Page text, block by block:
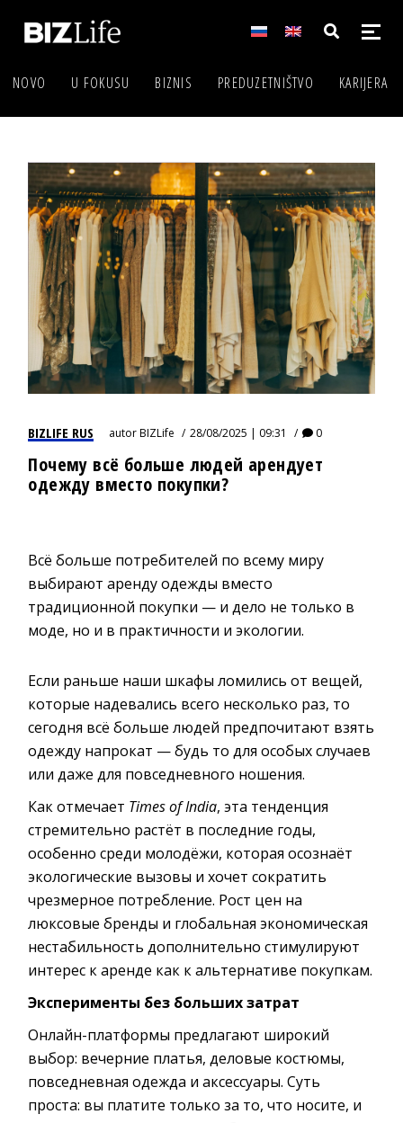
NOVO U FOKUSU BIZNIS PREDUZETNIŠTVO KARIJERA
BIZLIFE RUS autorBIZLife 28/08/2025 | 09:31 0
Почему всё больше людей арендует
одежду вместо покупки?
Всё больше потребителей по всему миру
выбирают аренду одежды вместо
традиционной покупки — и дело не только в
моде, но и в практичности и экологии.
Если раньше наши шкафы ломились от вещей,
которые надевались всего несколько раз, то
сегодня всё больше людей предпочитают взять
одежду напрокат — будь то для особых случаев
или даже для повседневного ношения.
Как отмечает Times of India, эта тенденция
стремительно растёт в последние годы,
особенно среди молодёжи, которая осознаёт
экологические вызовы и хочет сократить
чрезмерное потребление. Рост цен на
люксовые бренды и глобальная экономическая
нестабильность дополнительно стимулируют
интерес к аренде как к альтернативе покупкам.
Эксперименты без больших затрат
Онлайн-платформы предлагают широкий
выбор: вечерние платья, деловые костюмы,
повседневная одежда и аксессуары. Суть
проста: вы платите только за то, что носите, и